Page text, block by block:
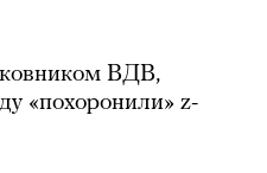
ВДВ,
«похоронили» z-